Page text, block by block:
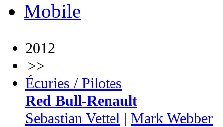
Mobile
2012
>>
Écuries / Pilotes
Red Bull-Renault
Sebastian Vettel | Mark Webber